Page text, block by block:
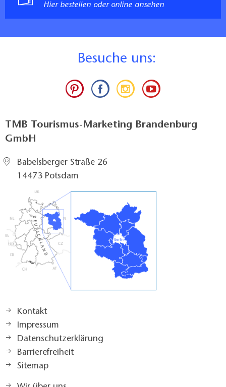
Hier bestellen oder online ansehen
Besuche uns:
TMB Tourismus-Marketing Brandenburg
GmbH
Babelsberger Straße 26
14473 Potsdam
Kontakt
Impressum
Datenschutzerklärung
Barrierefreiheit
Sitemap